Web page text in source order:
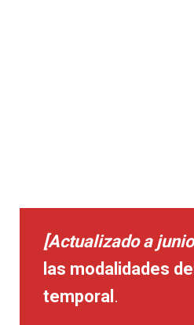
[Actualizado a
las modalidades
temporal .